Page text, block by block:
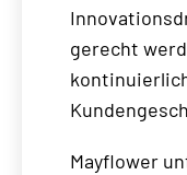
gerecht
Mayflower